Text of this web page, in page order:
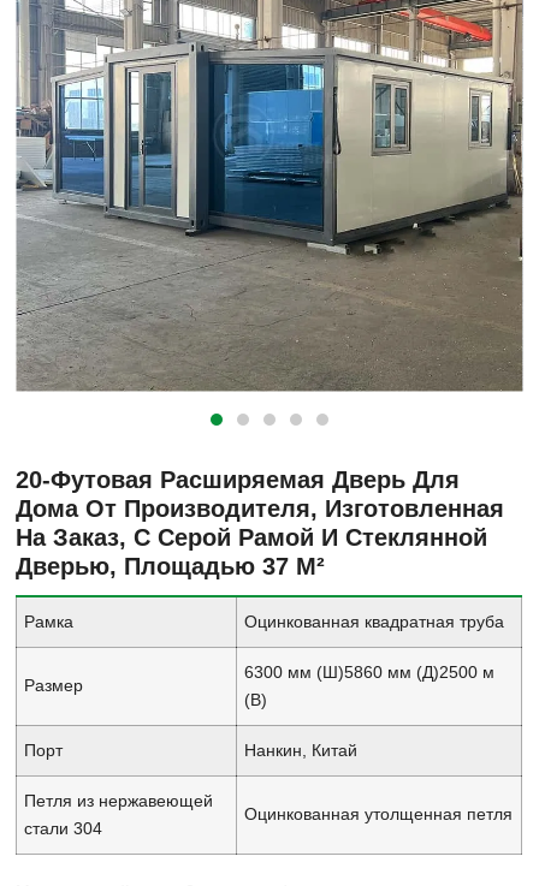
20-Футовая Расширяемая Дверь Для
Дома От Производителя, Изготовленная
На Заказ, С Серой Рамой И Стеклянной
Дверью, Площадью 37 М²
Рамка Оцинкованная квадратная труба
Размер
6300 мм (Ш)5860 мм (Д)2500 м
(В)
Порт Нанкин, Китай
Петля из нержавеющей
стали 304
Оцинкованная утолщенная петля